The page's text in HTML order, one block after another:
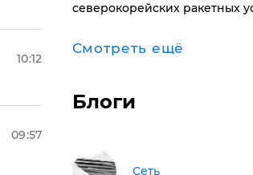
10:12
09:57
северокорейских ракетных
Смотреть ещё
Блоги
Сеть